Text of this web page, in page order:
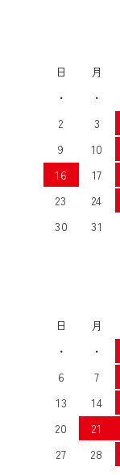
日 月
・
・
2
3
9
10
16
17
23
24
30
31
日 月
・
・
6
7
13
14
20
21
27
28